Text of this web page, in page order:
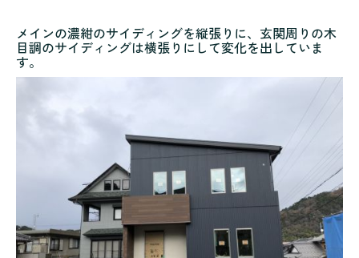
メインの濃紺のサイディングを縦張りに、玄関周りの木
目調のサイディングは横張りにして変化を出していま
す。